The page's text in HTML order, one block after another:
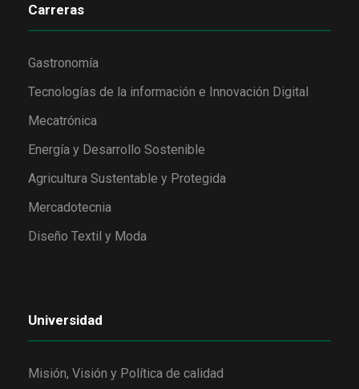
Carreras
Gastronomía
Tecnologías de la información e Innovación Digital
Mecatrónica
Energía y Desarrollo Sostenible
Agricultura Sustentable y Protegida
Mercadotecnia
Diseño Textil y Moda
Universidad
Misión, Visión y Política de calidad